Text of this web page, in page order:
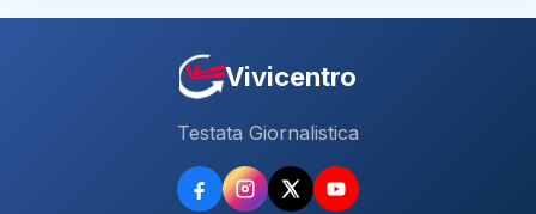
Vivicentro
Testata Giornalistica